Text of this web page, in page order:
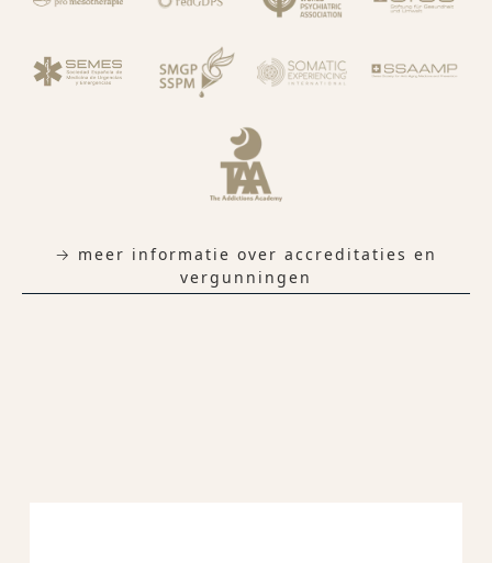
→ meer informatie over accreditaties en
vergunningen